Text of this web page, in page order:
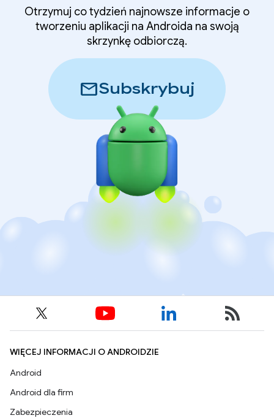
Otrzymuj co tydzień najnowsze informacje o
tworzeniu aplikacji na Androida na swoją
skrzynkę odbiorczą.
mailSubskrybuj
WIĘCEJ INFORMACJI O ANDROIDZIE
Android
Android dla firm
Zabezpieczenia